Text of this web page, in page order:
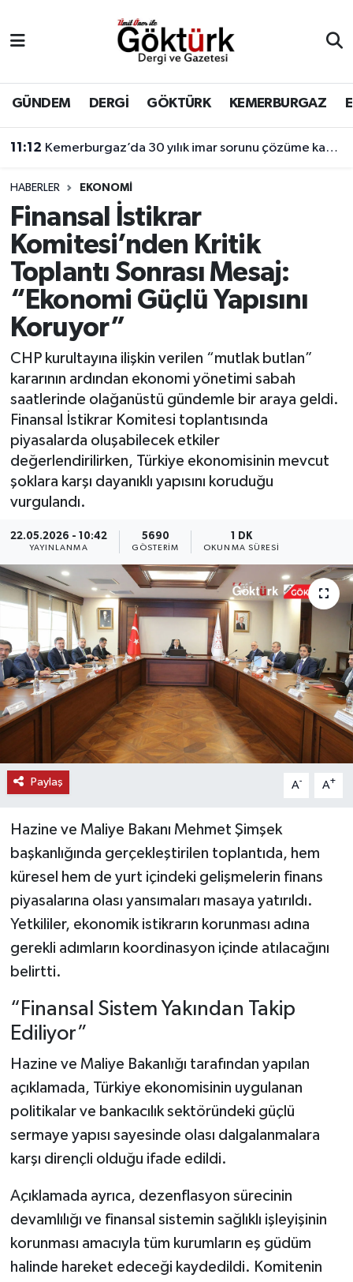
GÜNDEM DERGİ GÖKTÜRK KEMERBURGAZ
11:12 Kemerburgaz’da 30 yılık imar sorunu çözüme kavuşuyor
HABERLER EKONOMİ
Finansal İstikrar
Komitesi’nden Kritik
Toplantı Sonrası Mesaj:
“Ekonomi Güçlü Yapısını
Koruyor”
CHP kurultayına ilişkin verilen “mutlak butlan”
kararının ardından ekonomi yönetimi sabah
saatlerinde olağanüstü gündemle bir araya geldi.
Finansal İstikrar Komitesi toplantısında
piyasalarda oluşabilecek etkiler
değerlendirilirken, Türkiye ekonomisinin mevcut
şoklara karşı dayanıklı yapısını koruduğu
vurgulandı.
22.05.2026 - 10:42
YAYINLANMA
5690
GÖSTERIM
1 DK
OKUNMA SÜRESI
Paylaş A- A+
Hazine ve Maliye Bakanı Mehmet Şimşek
başkanlığında gerçekleştirilen toplantıda, hem
küresel hem de yurt içindeki gelişmelerin finans
piyasalarına olası yansımaları masaya yatırıldı.
Yetkililer, ekonomik istikrarın korunması adına
gerekli adımların koordinasyon içinde atılacağını
belirtti.
“Finansal Sistem Yakından Takip
Ediliyor”
Hazine ve Maliye Bakanlığı tarafından yapılan
açıklamada, Türkiye ekonomisinin uygulanan
politikalar ve bankacılık sektöründeki güçlü
sermaye yapısı sayesinde olası dalgalanmalara
karşı dirençli olduğu ifade edildi.
Açıklamada ayrıca, dezenflasyon sürecinin
devamlılığı ve finansal sistemin sağlıklı işleyişinin
korunması amacıyla tüm kurumların eş güdüm
halinde hareket edeceği kaydedildi. Komitenin
BİLİM
DERGİ
DÜNYA
EĞİTİM
EKONOMİ
GÖKTÜRK
GÜNDEM
KEMERBURGAZ
KÜLTÜR - SANAT
MAGAZİN
ÖZEL HABER
SAĞLIK
SPOR
TEKNOLOJİ
TİCARET
YAŞAM
Eyüpsultan Hava Durumu
Eyüpsultan Trafik Yoğunluk Haritası
Süper Lig Puan Durumu ve Fikstür
Tüm Manşetler
Son Dakika Haberleri
Haber Arşivi